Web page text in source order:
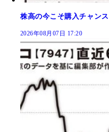
株高の今こそ購入チャン
2026年08月07日 17:20